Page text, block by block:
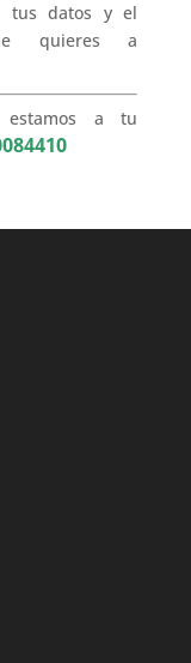
tus datos y el
quieres a
estamos a tu